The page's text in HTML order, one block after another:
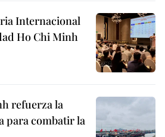
Internacional
Ho Chi Minh
refuerza la
para combatir la